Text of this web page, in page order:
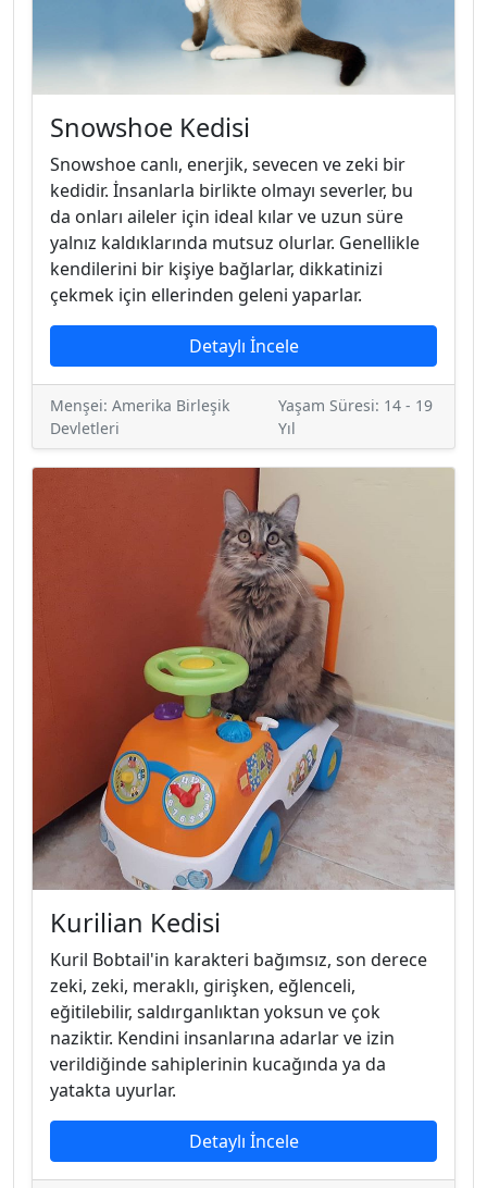
Snowshoe Kedisi
Snowshoe canlı, enerjik, sevecen ve zeki bir
kedidir. İnsanlarla birlikte olmayı severler, bu
da onları aileler için ideal kılar ve uzun süre
yalnız kaldıklarında mutsuz olurlar. Genellikle
kendilerini bir kişiye bağlarlar, dikkatinizi
çekmek için ellerinden geleni yaparlar.
Detaylı İncele
Menşei: Amerika Birleşik
Devletleri
Yaşam Süresi: 14 - 19
Yıl
Kurilian Kedisi
Kuril Bobtail'in karakteri bağımsız, son derece
zeki, zeki, meraklı, girişken, eğlenceli,
eğitilebilir, saldırganlıktan yoksun ve çok
naziktir. Kendini insanlarına adarlar ve izin
verildiğinde sahiplerinin kucağında ya da
yatakta uyurlar.
Detaylı İncele